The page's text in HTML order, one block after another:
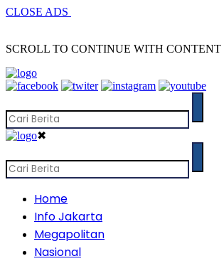
CLOSE ADS
SCROLL TO CONTINUE WITH CONTENT
✖
Home
Info Jakarta
Megapolitan
Nasional